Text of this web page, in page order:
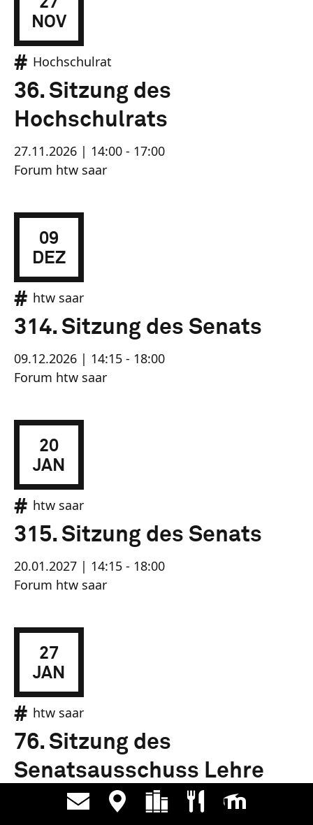
NOV
Hochschulrat
36. Sitzung des
Hochschulrats
27.11.2026 | 14:00 - 17:00
Forum htw saar
09
DEZ
htw saar
314. Sitzung des Senats
09.12.2026 | 14:15 - 18:00
Forum htw saar
20
JAN
htw saar
315. Sitzung des Senats
20.01.2027 | 14:15 - 18:00
Forum htw saar
27
JAN
htw saar
76. Sitzung des
Senatsausschuss Lehre
27.01.2027 | 14:15 - 18:00